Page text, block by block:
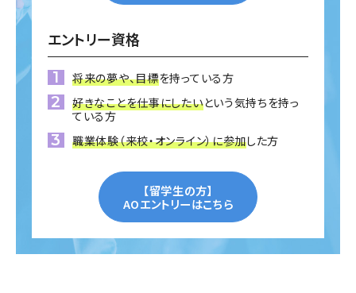
エントリー資格
将来の夢や、目標を持っている方
好きなことを仕事にしたいという気持ちを持っ
ている方
職業体験（来校・オンライン）に参加した方
【留学生の方】
AOエントリーはこちら